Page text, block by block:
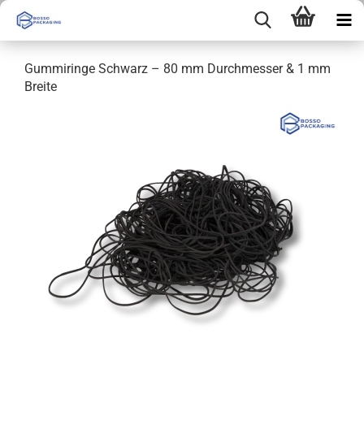
Gummiringe Schwarz – 80 mm Durchmesser & 1 mm
Breite